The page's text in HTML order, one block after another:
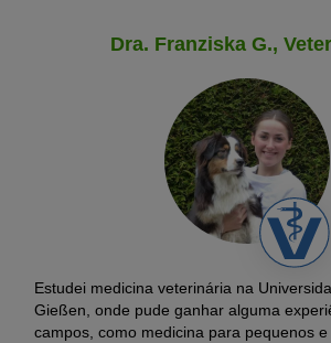
Anemia microcitária (hipocrómica):
Anemia macrocítica:A anemia
ao aumento dos glóbulos vermelhos. Na
estes têm uma cor mais intensa.
Em caso de anemia, é fundamental
Portanto, o veterinário irá fazer outros
por exemplo, procedimentos imagiológicos,
radiografias
Doenças inflamatórias, como poliartrite
Doenças infeciosas, comoFeLV
Medicamentos, como metimazol e
Tumores, como linfoma ou leucemia
Anemia não-regenerativa
Anemia não-regenerativa significa que a
produz novos glóbulos vermelhos. Entre as
contam-se as seguintes:
Doenças da medula óssea
Dra. Franziska G.,
Estudei medicina veterinária na
Gießen, onde pude ganhar alguma
campos, como medicina para pequenos